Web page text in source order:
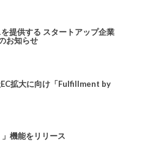
提供する スタートアップ企業
お知らせ
拡大に向け「Fulfillment by
機能をリリース